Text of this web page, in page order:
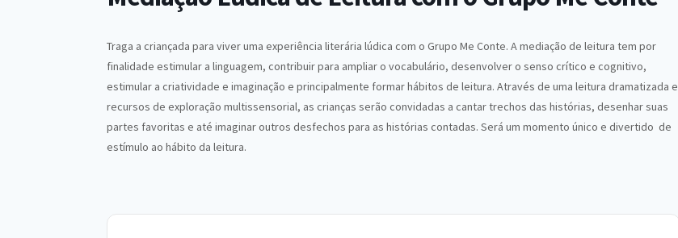
Traga a criançada para viver uma experiência literária lúdica com o Grupo Me Conte. A mediação de leitura tem por
finalidade estimular a linguagem, contribuir para ampliar o vocabulário, desenvolver o senso crítico e cognitivo,
estimular a criatividade e imaginação e principalmente formar hábitos de leitura. Através de uma leitura dramatizada e
recursos de exploração multissensorial, as crianças serão convidadas a cantar trechos das histórias, desenhar suas
partes favoritas e até imaginar outros desfechos para as histórias contadas. Será um momento único e divertido de
estímulo ao hábito da leitura.